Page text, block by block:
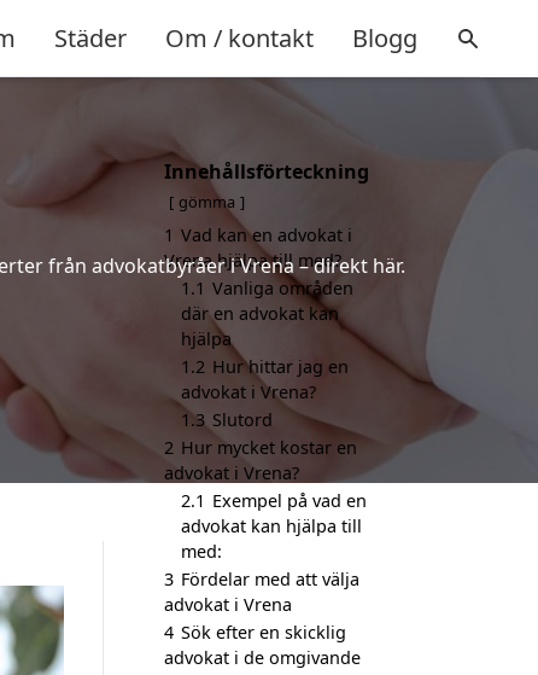
Städer Om / kontakt Blogg
från advokatbyråer i Vrena – direkt här.
Innehållsförteckning
gömma
1 Vad kan en advokat i
Vrena hjälpa till med?
1.1 Vanliga områden
där en advokat kan
hjälpa
1.2 Hur hittar jag en
advokat i Vrena?
1.3 Slutord
2 Hur mycket kostar en
advokat i Vrena?
2.1 Exempel på vad en
advokat kan hjälpa till
med:
3 Fördelar med att välja
advokat i Vrena
4 Sök efter en skicklig
advokat i de omgivande